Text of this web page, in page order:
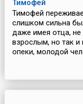
Тимофей
Тимофей
слишком сильна
даже имея отца, не
взрослым, но так и
опеки, молодой